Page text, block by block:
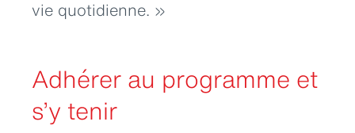
vie quotidienne. »
Adhérer au programme et
s’y tenir